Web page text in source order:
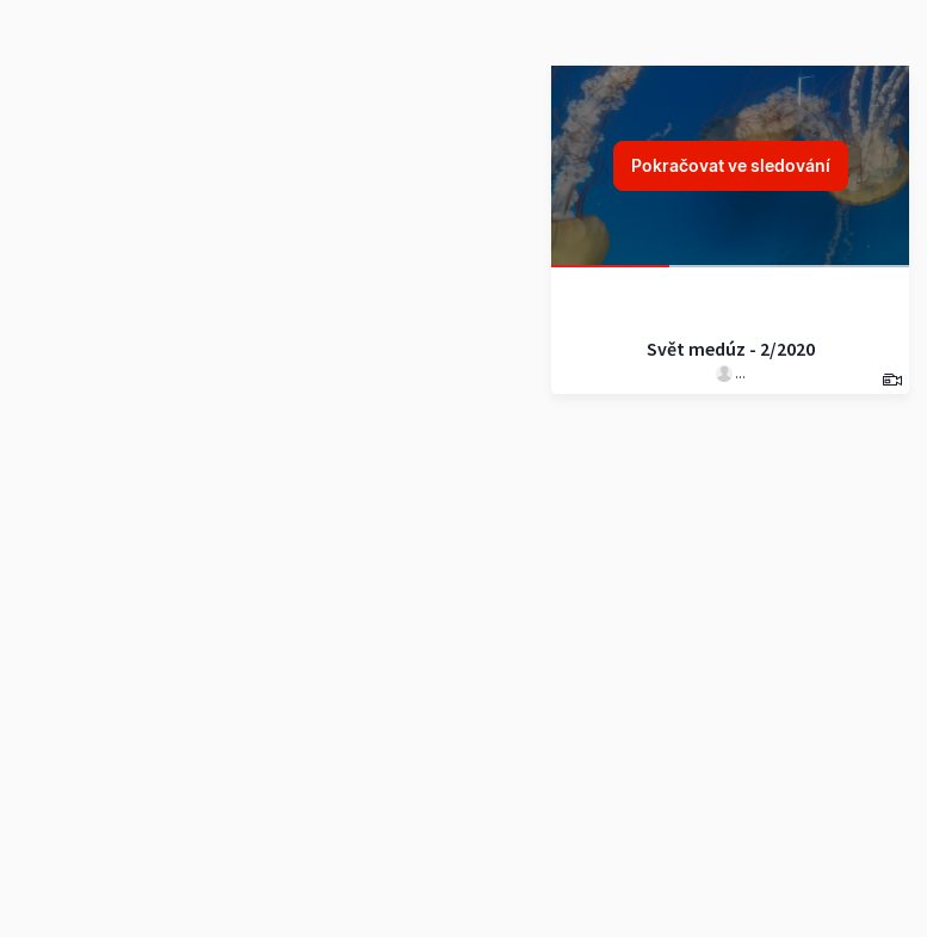
Pokračovat ve sledování
Svět medúz - 2/2020
...